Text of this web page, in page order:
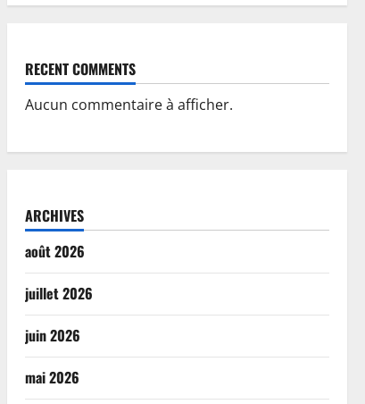
RECENT COMMENTS
Aucun commentaire à afficher.
ARCHIVES
août 2026
juillet 2026
juin 2026
mai 2026